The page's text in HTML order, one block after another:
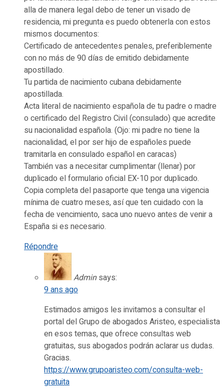
alla de manera legal debo de tener un visado de
residencia, mi pregunta es puedo obtenerla con estos
mismos documentos:
Certificado de antecedentes penales, preferiblemente
con no más de 90 días de emitido debidamente
apostillado.
Tu partida de nacimiento cubana debidamente
apostillada.
Acta literal de nacimiento española de tu padre o madre
o certificado del Registro Civil (consulado) que acredite
su nacionalidad española. (Ojo: mi padre no tiene la
nacionalidad, el por ser hijo de españoles puede
tramitarla en consulado español en caracas)
También vas a necesitar cumplimentar (llenar) por
duplicado el formulario oficial EX-10 por duplicado.
Copia completa del pasaporte que tenga una vigencia
mínima de cuatro meses, así que ten cuidado con la
fecha de vencimiento, saca uno nuevo antes de venir a
España si es necesario.
Répondre
Admin says:
9 ans ago
Estimados amigos les invitamos a consultar el
portal del Grupo de abogados Aristeo, especialista
en esos temas, que ofrece consultas web
gratuitas, sus abogados podrán aclarar us dudas.
Gracias.
https://www.grupoaristeo.com/consulta-web-
gratuita